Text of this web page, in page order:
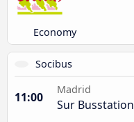
Economy
Socibus
11:00
Madrid
Sur Busstation